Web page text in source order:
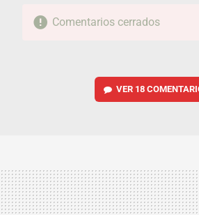
Comentarios cerrados
VER 18